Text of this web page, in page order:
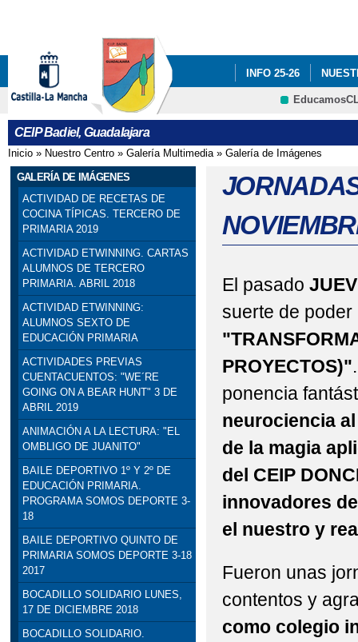
INFO 25-26
INFÓRMATE
ENGLISH PROJECT:
PRIMARIA). SEXTO DE
PROGRAMA # TÚ
ESCOLAR. 4º PRIMARIA
SELLO DE CALIDAD
STEAM: TALLER DE
VISITA
DELEGADO DE
CEIP Badiel, Guadalajara
Se encuentra usted aquí
Inicio » Nuestro Centro » Galería Multimedia» Galería de Imágenes
GALERÍA DE IMÁGENES
ACTIVIDAD DE RECETAS DE
COCINA TÍPICAS. TERCERO DE
PRIMARIA 2019
ACTIVIDAD ETWINNING. CARTAS
ALUMNOS DE TERCERO
PRIMARIA. ABRIL 2018
ACTIVIDAD ETWINNING:
ALUMNOS SEXTO DE
EDUCACIÓN PRIMARIA
ACTIVIDADES PREVIAS
CUENTACUENTOS: "WE´RE
GOING ON A BEAR HUNT" 3 DE
ABRIL 2019
ANIMACIÓN A LA LECTURA: "EL
OMBLIGO DE JUANITO"
BAILE DEPORTIVO 1º Y 2º DE
EDUCACIÓN PRIMARIA.
PROGRAMA SOMOS DEPORTE 3-
18
BAILE DEPORTIVO QUINTO DE
PRIMARIA SOMOS DEPORTE 3-18
2017
BOCADILLO SOLIDARIO LUNES,
17 DE DICIEMBRE 2018
BOCADILLO SOLIDARIO.
El pasado
suerte de
PROYECTOS)"
ponencia
neurociencia
de la magia
del CEIP
innovadores
el nuestro y
Fueron unas
contentos y
como colegio